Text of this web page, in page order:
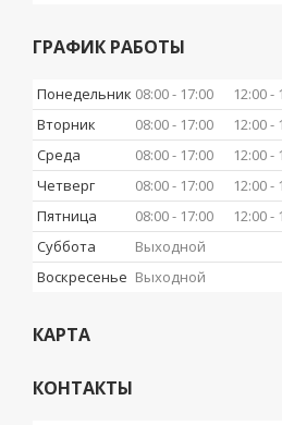
ГРАФИК РАБОТЫ
Понедельник 08:00 17:00 12:00
Вторник
08:00 17:00 12:00
Среда
08:00 17:00 12:00
Четверг
08:00 17:00 12:00
Пятница
08:00 17:00 12:00
Суббота
Выходной
Воскресенье Выходной
КАРТА
КОНТАКТЫ